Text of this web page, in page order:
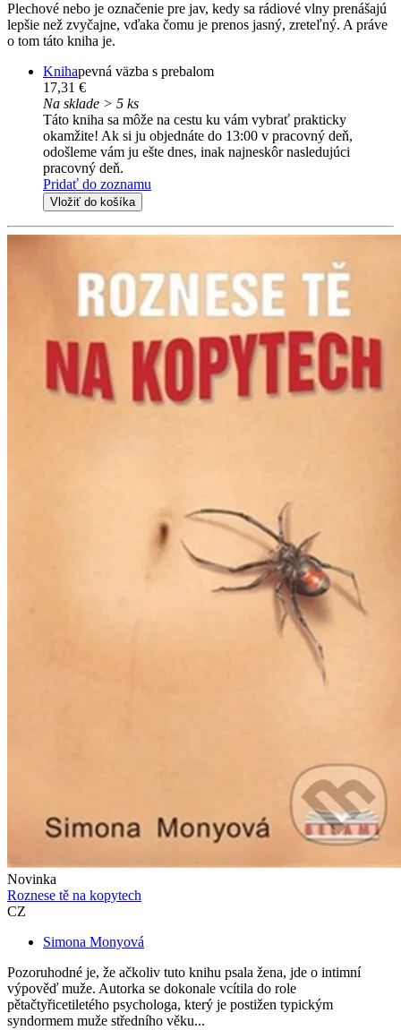
Plechové nebo je označenie pre jav, kedy sa rádiové vlny prenášajú
lepšie než zvyčajne, vďaka čomu je prenos jasný, zreteľný. A práve
o tom táto kniha je.
Knihapevná väzba s prebalom
17,31 €
Na sklade > 5 ks
Táto kniha sa môže na cestu ku vám vybrať prakticky
okamžite! Ak si ju objednáte do 13:00 v pracovný deň,
odošleme vám ju ešte dnes, inak najneskôr nasledujúci
pracovný deň.
Pridať do zoznamu
Vložiť do košíka
Novinka
Roznese tě na kopytech
CZ
Simona Monyová
Pozoruhodné je, že ačkoliv tuto knihu psala žena, jde o intimní
výpověď muže. Autorka se dokonale vcítila do role
pětačtyřicetiletého psychologa, který je postižen typickým
syndormem muže středního věku...